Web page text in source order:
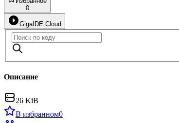
0
GigaIDE Cloud
Описание
26 KiB
В избранном0